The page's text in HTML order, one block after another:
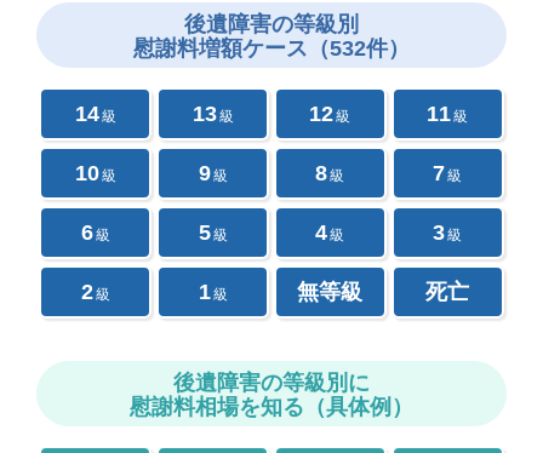
後遺障害の等級別
慰謝料増額ケース（532件）
14級 13級 12級 11級
10級 9級 8級 7級
6級 5級 4級 3級
2級 1級 無等級 死亡
後遺障害の等級別に
慰謝料相場を知る（具体例）